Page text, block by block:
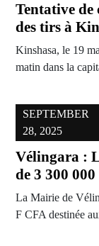
Tentative de
des tirs à
Kinshasa, le 19
matin dans la
SEPTEMBER
28, 2025
Vélingara :
de 3 300
La Mairie de
F CFA destinée